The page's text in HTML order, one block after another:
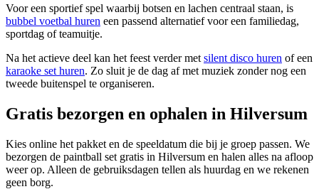
Voor een sportief spel waarbij botsen en lachen centraal staan, is
bubbel voetbal huren een passend alternatief voor een familiedag,
sportdag of teamuitje.
Na het actieve deel kan het feest verder met silent disco huren of een
karaoke set huren. Zo sluit je de dag af met muziek zonder nog een
tweede buitenspel te organiseren.
Gratis bezorgen en ophalen in Hilversum
Kies online het pakket en de speeldatum die bij je groep passen. We
bezorgen de paintball set gratis in Hilversum en halen alles na afloop
weer op. Alleen de gebruiksdagen tellen als huurdag en we rekenen
geen borg.